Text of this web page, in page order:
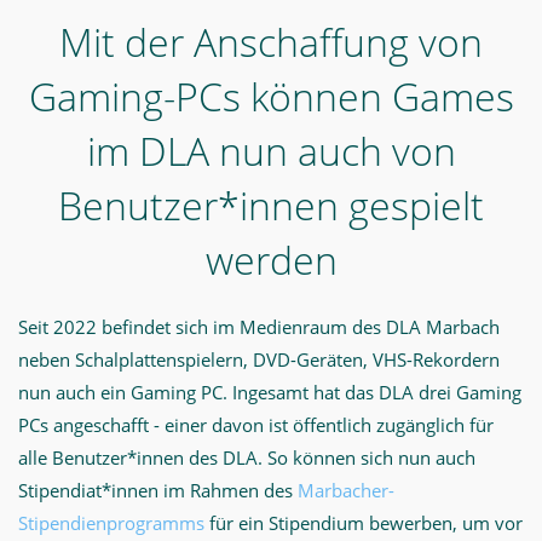
Digitals
Mit der Anschaffung von
Gaming-PCs können Games
im DLA nun auch von
Benutzer*innen gespielt
werden
Seit 2022 befindet sich im Medienraum des DLA Marbach
neben Schalplattenspielern, DVD-Geräten, VHS-Rekordern
nun auch ein Gaming PC. Ingesamt hat das DLA drei Gaming
PCs angeschafft - einer davon ist öffentlich zugänglich für
alle Benutzer*innen des DLA. So können sich nun auch
Stipendiat*innen im Rahmen des Marbacher-
Stipendienprogramms für ein Stipendium bewerben, um vor